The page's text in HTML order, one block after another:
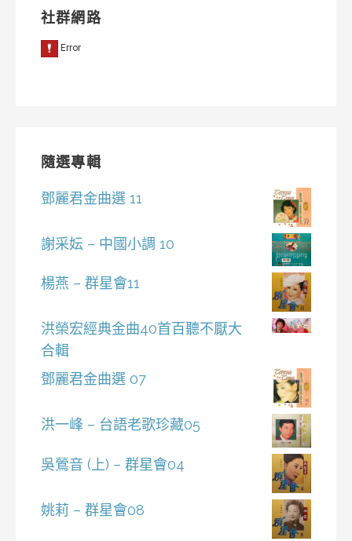
社群網路
隨選專輯
鄧麗君金曲選 11
謝采妘 – 中國小調 10
楊燕 – 群星會11
洪榮宏經典金曲40首百聽不厭大
合輯
鄧麗君金曲選 07
洪一峰 – 台語老歌珍藏05
吳鶯音 (上) – 群星會04
姚莉 – 群星會08